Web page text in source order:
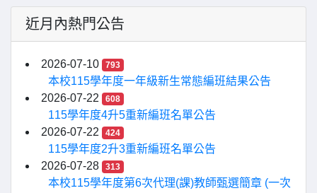
近月內熱門公告
2026-07-10 793
本校115學年度一年級新生常態編班結果公告
2026-07-22
608
115學年度4升5重新編班名單公告
2026-07-22
424
115學年度2升3重新編班名單公告
2026-07-28
313
本校115學年度第6次代理(課)教師甄選簡章 (一次